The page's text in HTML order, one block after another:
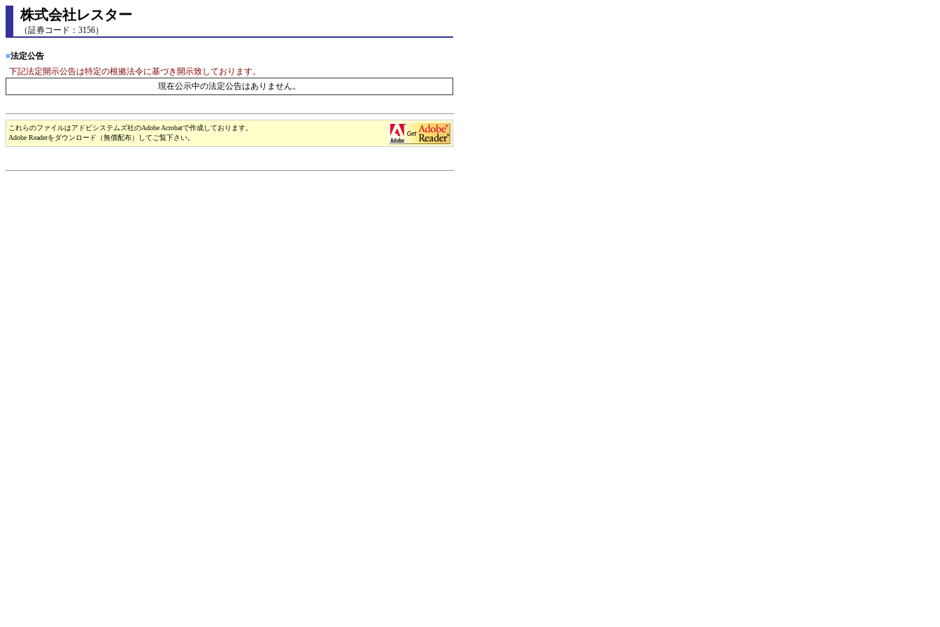
株式会社レスター
（証券コード：3156）
■法定公告
下記法定開示公告は特定の根拠法令に基づき開示致しております。
現在公示中の法定公告はありません。
これらのファイルはアドビシステムズ社のAdobe Acrobatで作成しております。
Adobe Readerをダウンロード（無償配布）してご覧下さい。